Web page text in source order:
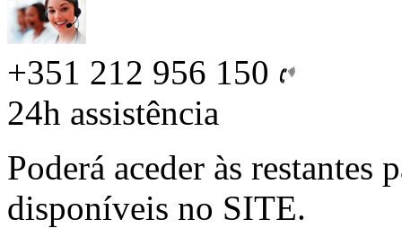
+351 212 956 150
24h assistência
Poderá aceder às restantes
disponíveis no SITE.